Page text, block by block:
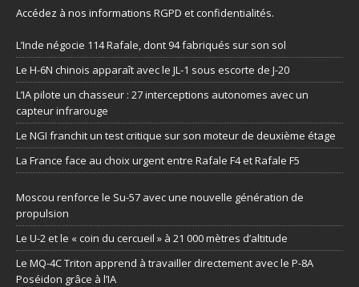
Accédez à nos informations RGPD et confidentialités.
L’Inde négocie 114 Rafale, dont 94 fabriqués sur son sol
Le H-6N chinois apparaît avec le JL-1 sous escorte de J-20
L’IA pilote un chasseur : 27 interceptions autonomes avec un
capteur infrarouge
Le NGI franchit un test critique sur son moteur de deuxième étage
La France face au choix urgent entre Rafale F4 et Rafale F5
Moscou renforce le Su-57 avec une nouvelle génération de
propulsion
Le U-2 et le « coin du cercueil » à 21 000 mètres d’altitude
Le MQ-4C Triton apprend à travailler directement avec le P-8A
Poséidon grâce à l’IA